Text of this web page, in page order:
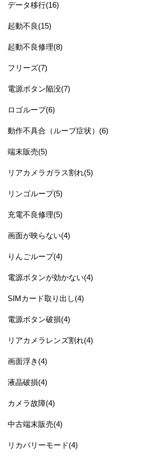
データ移行(16)
起動不良(15)
起動不良修理(8)
フリーズ(7)
電源ボタン陥没(7)
ロゴループ(6)
動作不具合（ループ症状）(6)
端末販売(5)
リアカメラガラス割れ(5)
リンゴループ(5)
充電不良修理(5)
画面が映らない(4)
りんごループ(4)
電源ボタンが効かない(4)
SIMカード取り出し(4)
電源ボタン破損(4)
リアカメラレンズ割れ(4)
画面浮き(4)
液晶破損(4)
カメラ故障(4)
中古端末販売(4)
リカバリーモード(4)